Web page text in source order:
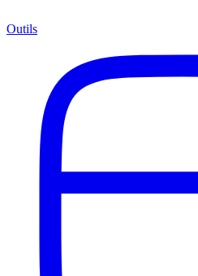
Outils